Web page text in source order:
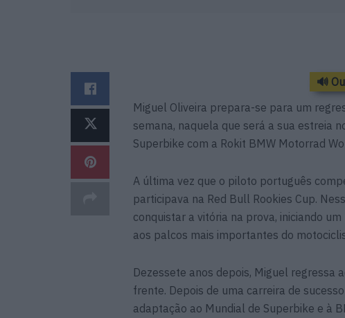
🔊
Miguel Oliveira prepara-se para um
semana, naquela que será a sua estreia
Superbike com a Rokit BMW Motorrad
A última vez que o piloto português
participava na Red Bull Rookies Cup.
conquistar a vitória na prova, iniciando
aos palcos mais importantes do
Dezessete anos depois, Miguel regressa
frente. Depois de uma carreira de
adaptação ao Mundial de Superbike e à